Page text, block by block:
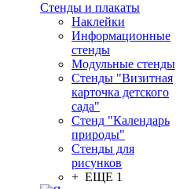
Стенды и плакаты
Наклейки
Информационные
стенды
Модульные стенды
Стенды "Визитная
карточка детского
сада"
Стенд "Календарь
природы"
Стенды для
рисунков
+ ЕЩЕ 1